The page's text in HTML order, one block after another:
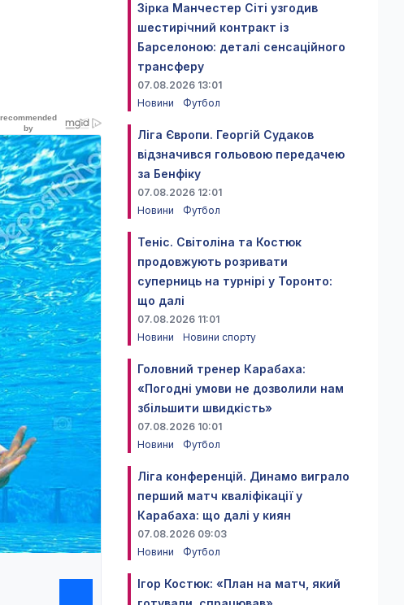
Зірка Манчестер Сіті узгодив
шестирічний контракт із
Барселоною: деталі сенсаційного
трансферу
07.08.2026 13:01
Новини
Футбол
Ліга Європи. Георгій Судаков
відзначився гольовою передачею
за Бенфіку
07.08.2026 12:01
Новини
Футбол
Теніс. Світоліна та Костюк
продовжують розривати
суперниць на турнірі у Торонто:
що далі
07.08.2026 11:01
Новини
Новини спорту
Головний тренер Карабаха:
«Погодні умови не дозволили нам
збільшити швидкість»
07.08.2026 10:01
Новини
Футбол
Ліга конференцій. Динамо виграло
перший матч кваліфікації у
Карабаха: що далі у киян
07.08.2026 09:03
Новини
Футбол
Ігор Костюк: «План на матч, який